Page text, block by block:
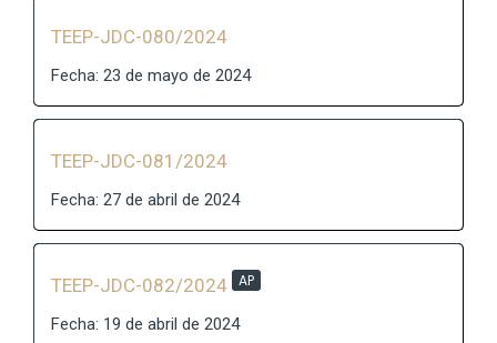
TEEP-JDC-080/2024
Fecha: 23 de mayo de 2024
TEEP-JDC-081/2024
Fecha: 27 de abril de 2024
TEEP-JDC-082/2024 AP
Fecha: 19 de abril de 2024